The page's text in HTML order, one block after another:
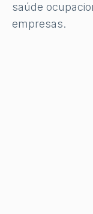
saúde
empresas.